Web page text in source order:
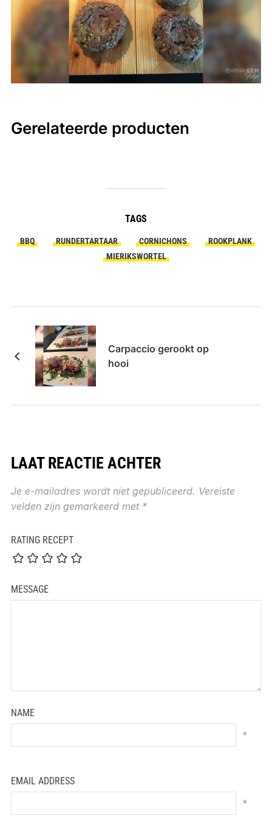
Gerelateerde producten
TAGS
BBQ RUNDERTARTAAR CORNICHONS
ROOKPLANK
MIERIKSWORTEL
Carpaccio gerookt op
hooi
LAAT REACTIE ACHTER
Je e-mailadres wordt niet gepubliceerd. Vereiste
velden zijn gemarkeerd met *
RATING RECEPT
MESSAGE
NAME
*
EMAIL ADDRESS
*